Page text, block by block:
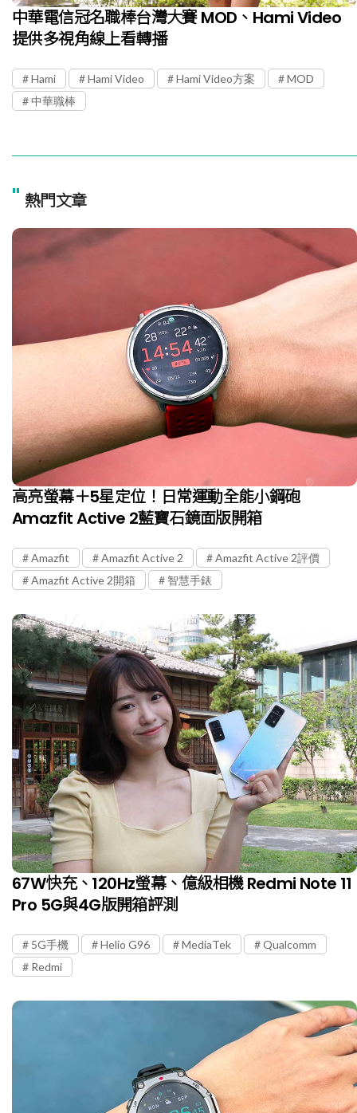
中華電信冠名職棒台灣大賽 MOD、Hami Video
提供多視角線上看轉播
Hami Hami Video Hami Video方案
MOD
中華職棒
" 熱門文章
高亮螢幕＋5星定位！日常運動全能小鋼砲
Amazfit Active 2藍寶石鏡面版開箱
Amazfit Amazfit Active 2
Amazfit Active 2評價
Amazfit Active 2開箱
智慧手錶
67W快充、120Hz螢幕、億級相機 Redmi Note 11
Pro 5G與4G版開箱評測
5G手機 Helio G96 MediaTek
Qualcomm
Redmi